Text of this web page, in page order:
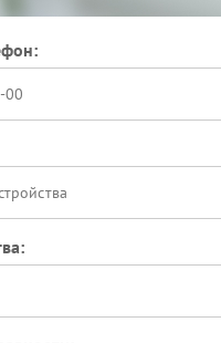
центр
оснащен всем
состояние
выявить причину
звук — он может
профессионалам,